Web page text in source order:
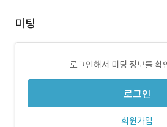
미팅
로그인해서 미팅 정보를 확
로그인
회원가입